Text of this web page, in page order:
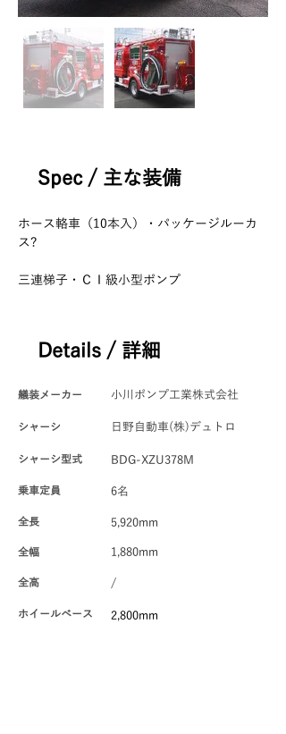
Spec / 主な装備
ホース輅車（10本入）・パッケージルーカ
ス?
三連梯子・ＣＩ級小型ポンプ
Details / 詳細
艤装メーカー 小川ポンプ工業株式会社
シャーシ 日野自動車(株)デュトロ
シャーシ型式
​乗車定員
全長
全幅
BDG-XZU378M
6名
5,920mm
1,880mm
全高 /
ホイールベース 2,800mm